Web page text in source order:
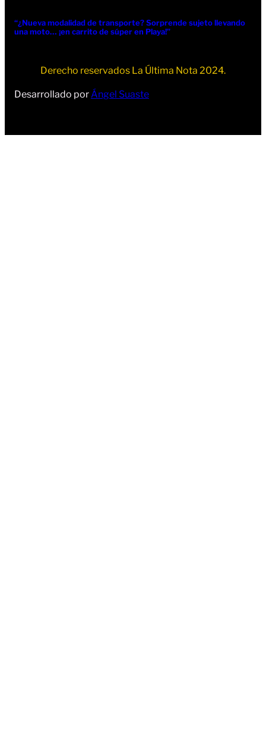
“¿Nueva modalidad de transporte? Sorprende sujeto llevando
una moto… ¡en carrito de súper en Playa!”
Derecho reservados La Última Nota 2024.
Desarrollado porÁngel Suaste